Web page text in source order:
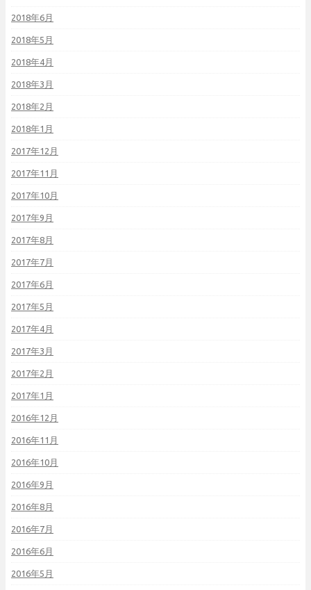
2018年6月
2018年5月
2018年4月
2018年3月
2018年2月
2018年1月
2017年12月
2017年11月
2017年10月
2017年9月
2017年8月
2017年7月
2017年6月
2017年5月
2017年4月
2017年3月
2017年2月
2017年1月
2016年12月
2016年11月
2016年10月
2016年9月
2016年8月
2016年7月
2016年6月
2016年5月